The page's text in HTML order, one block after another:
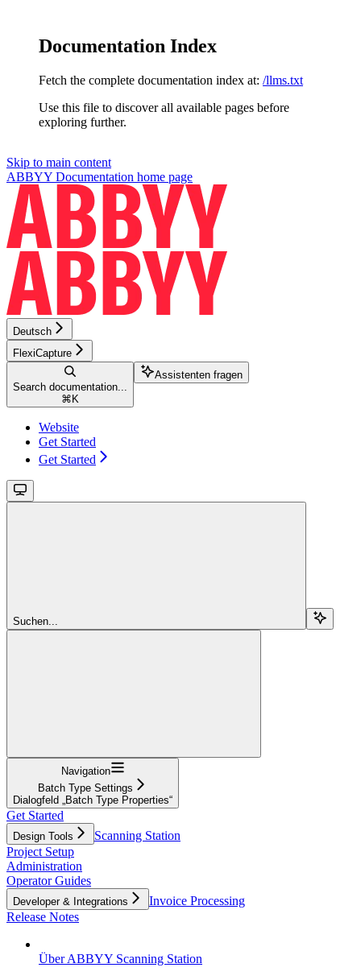
Documentation Index
Fetch the complete documentation index at: /llms.txt
Use this file to discover all available pages before
exploring further.
Skip to main content
ABBYY Documentation home page
Deutsch
FlexiCapture
Search documentation...
⌘ K
Assistenten fragen
Website
Get Started
Get Started
Suchen...
Navigation
Batch Type Settings
Dialogfeld „Batch Type Properties“
Get Started
Design Tools
Scanning Station
Project Setup
Administration
Operator Guides
Developer & Integrations
Invoice Processing
Release Notes
Über ABBYY Scanning Station